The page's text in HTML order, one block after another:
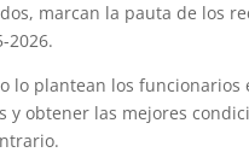
marcan la pauta de los
2026.
lo plantean los
y obtener las mejores